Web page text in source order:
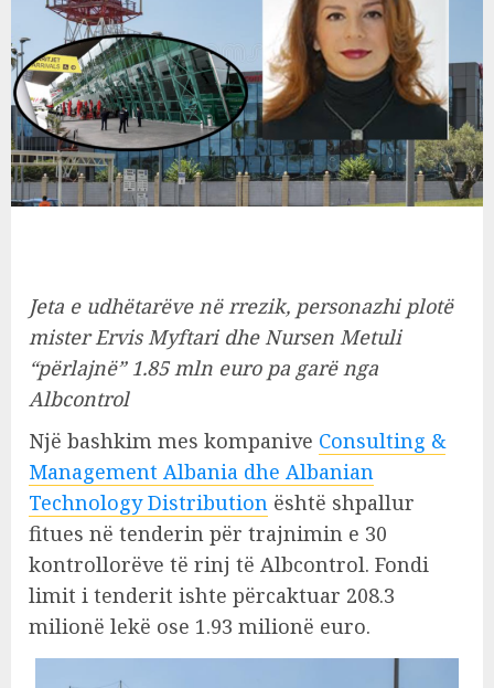
Jeta e udhëtarëve në rrezik, personazhi plotë
mister Ervis Myftari dhe Nursen Metuli
“përlajnë” 1.85 mln euro pa garë nga
Albcontrol
Një bashkim mes kompanive Consulting &
Management Albania dhe Albanian
Technology Distribution është shpallur
fitues në tenderin për trajnimin e 30
kontrollorëve të rinj të Albcontrol. Fondi
limit i tenderit ishte përcaktuar 208.3
milionë lekë ose 1.93 milionë euro.